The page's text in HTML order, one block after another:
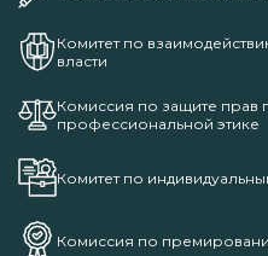
Комитет по
власти
Комиссия по защите прав
профессиональной этике
Комитет по
Комиссия по